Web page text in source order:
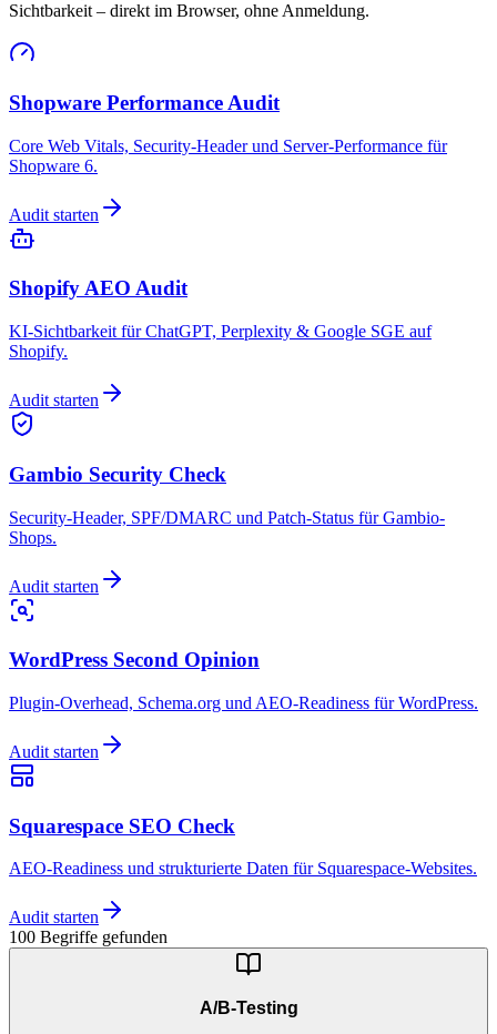
Sichtbarkeit – direkt im Browser, ohne Anmeldung.
Shopware Performance Audit
Core Web Vitals, Security-Header und Server-Performance für
Shopware 6.
Audit starten
Shopify AEO Audit
KI-Sichtbarkeit für ChatGPT, Perplexity & Google SGE auf
Shopify.
Audit starten
Gambio Security Check
Security-Header, SPF/DMARC und Patch-Status für Gambio-
Shops.
Audit starten
WordPress Second Opinion
Plugin-Overhead, Schema.org und AEO-Readiness für WordPress.
Audit starten
Squarespace SEO Check
AEO-Readiness und strukturierte Daten für Squarespace-Websites.
Audit starten
100 Begriffe gefunden
A/B-Testing